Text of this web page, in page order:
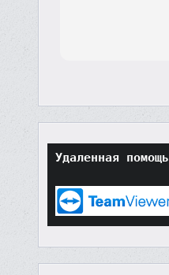
Удаленная помощь